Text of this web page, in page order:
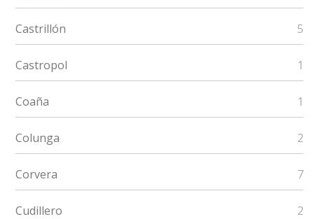
Castrillón 5
Castropol 1
Coaña 1
Colunga 2
Corvera 7
Cudillero 2